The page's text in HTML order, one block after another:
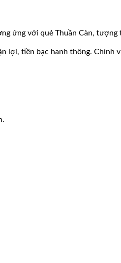
ứng với quẻ Thuần Càn,
lợi, tiền bạc hanh thông. Chính